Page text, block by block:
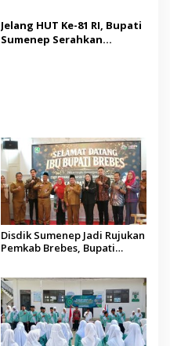
Pendidikan dan Hilirisasi
Jadi Kunci
Jelang HUT Ke-81 RI, Bupati
Sumenep Serahkan
Disdik Sumenep Jadi Rujukan
Pemkab Brebes, Bupati